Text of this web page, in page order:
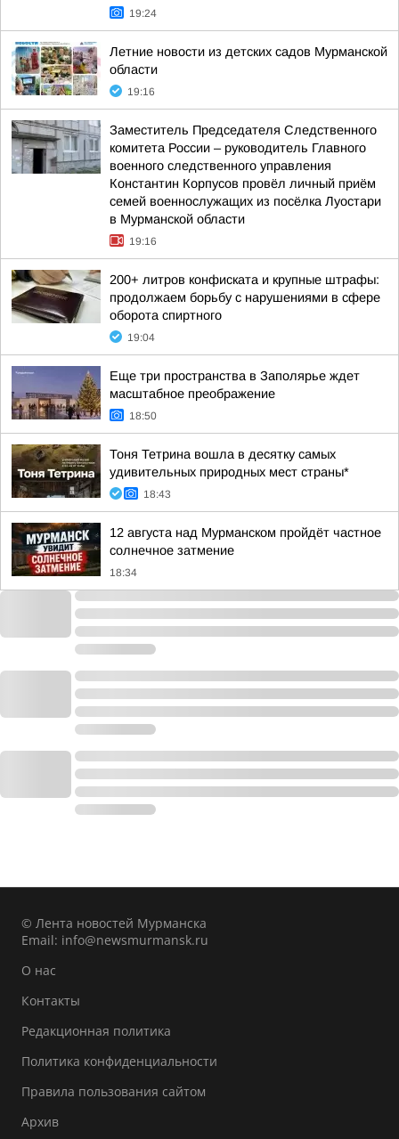
19:24
Летние новости из детских садов Мурманской
области
19:16
Заместитель Председателя Следственного
комитета России – руководитель Главного
военного следственного управления
Константин Корпусов провёл личный приём
семей военнослужащих из посёлка Луостари
в Мурманской области
19:16
200+ литров конфиската и крупные штрафы:
продолжаем борьбу с нарушениями в сфере
оборота спиртного
19:04
Еще три пространства в Заполярье ждет
масштабное преображение
18:50
Тоня Тетрина вошла в десятку самых
удивительных природных мест страны*
18:43
12 августа над Мурманском пройдёт частное
солнечное затмение
18:34
© Лента новостей Мурманска
Email: info@newsmurmansk.ru
О нас
Контакты
Редакционная политика
Политика конфиденциальности
Правила пользования сайтом
Архив